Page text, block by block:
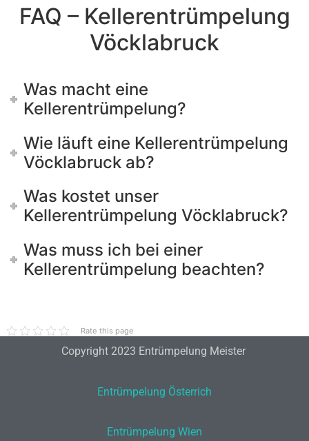
FAQ – Kellerentrümpelung
Vöcklabruck
Was macht eine
Kellerentrümpelung?
Wie läuft eine Kellerentrümpelung
Vöcklabruck ab?
Was kostet unser
Kellerentrümpelung Vöcklabruck?
Was muss ich bei einer
Kellerentrümpelung beachten?
Rate this page
Copyright 2023 Entrümpelung Meister
Entrümpelung Österrich
Entrümpelung Wien